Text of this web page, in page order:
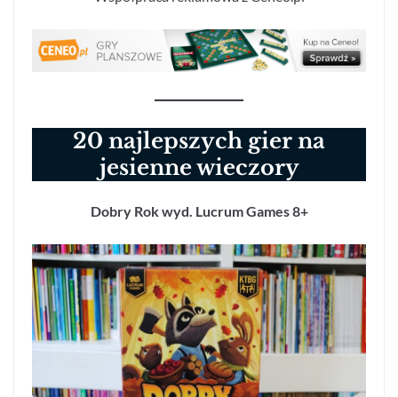
20 najlepszych gier na
jesienne wieczory
Dobry Rok wyd. Lucrum Games 8+